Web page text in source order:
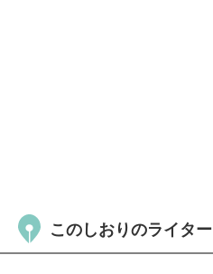
このしおりのライター